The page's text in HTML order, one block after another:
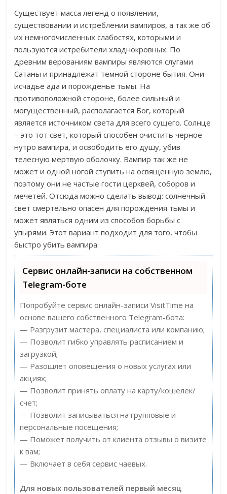
Существует масса легенд о появлении,
существовании и истреблении вампиров, а так же об
их немногочисленных слабостях, которыми и
пользуются истребители хладнокровных. По
древним верованиям вампиры являются слугами
Сатаны и принадлежат темной стороне бытия. Они
исчадье ада и порожденье тьмы. На
противоположной стороне, более сильный и
могущественный, располагается Бог, который
является источником света для всего сущего. Солнце
– это тот свет, который способен очистить черное
нутро вампира, и освободить его душу, убив
телесную мертвую оболочку. Вампир так же не
может и одной ногой ступить на освященную землю,
поэтому они не частые гости церквей, соборов и
мечетей. Отсюда можно сделать вывод: солнечный
свет смертельно опасен для порождения тьмы и
может являться одним из способов борьбы с
упырями. Этот вариант подходит для того, чтобы
быстро убить вампира.
Сервис онлайн-записи на собственном
Telegram-боте
Попробуйте сервис онлайн-записи VisitTime на
основе вашего собственного Telegram-бота:
— Разгрузит мастера, специалиста или компанию;
— Позволит гибко управлять расписанием и
загрузкой;
— Разошлет оповещения о новых услугах или
акциях;
— Позволит принять оплату на карту/кошелек/
счет;
— Позволит записываться на групповые и
персональные посещения;
— Поможет получить от клиента отзывы о визите
к вам;
— Включает в себя сервис чаевых.
Для новых пользователей первый месяц